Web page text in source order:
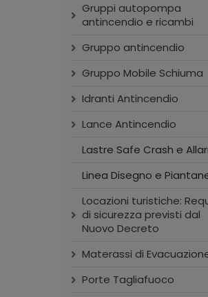
Gruppi autopompa
antincendio e ricambi
Gruppo antincendio
Gruppo Mobile Schiuma
Idranti Antincendio
Lance Antincendio
Lastre Safe Crash e
Linea Disegno e
Locazioni turistiche:
di sicurezza previsti dal
Nuovo Decreto
Materassi di
Porte Tagliafuoco